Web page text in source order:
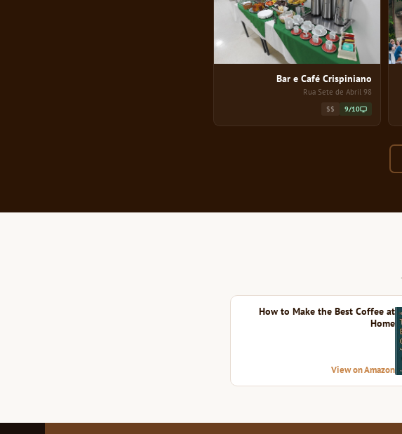
Bar e Café Crispiniano
98 Rua Sete de Abril
9/10
$$
How to Make the Best Coffee at
Home
View on Amazon